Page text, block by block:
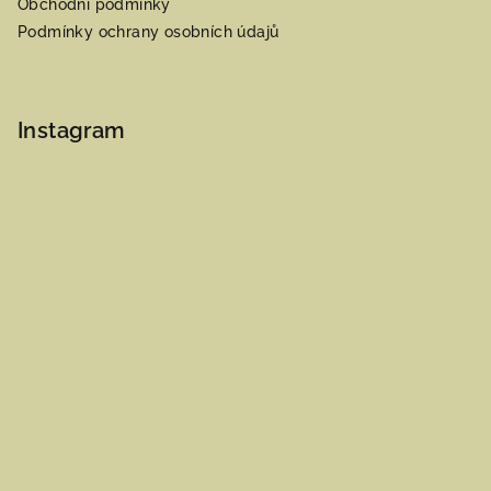
Obchodní podmínky
Podmínky ochrany osobních údajů
Instagram